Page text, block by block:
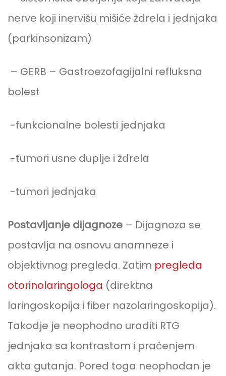
nerve koji inervišu mišiće ždrela i jednjaka
(parkinsonizam)
– GERB – Gastroezofagijalni refluksna
bolest
-funkcionalne bolesti jednjaka
-tumori usne duplje i ždrela
-tumori jednjaka
Postavljanje dijagnoze – Dijagnoza se
postavlja na osnovu anamneze i
objektivnog pregleda. Zatim pregleda
otorinolaringologa (direktna
laringoskopija i fiber nazolaringoskopija).
Takodje je neophodno uraditi RTG
jednjaka sa kontrastom i praćenjem
akta gutanja. Pored toga neophodan je